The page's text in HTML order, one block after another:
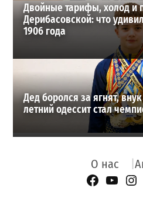
Двойные тарифы, холод и
Дерибасовской: что
1906 года
Дед боролся за ягнят,
летний одессит стал
О нас
Facebook